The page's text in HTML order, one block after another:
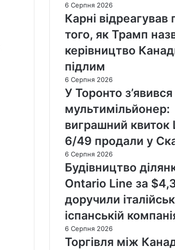
6 Серпня 2026
Карні відреагував
того, як Трамп
керівництво
підлим
6 Серпня 2026
У Торонто
мультимільйонер:
виграшний квиток
6/49 продали у
6 Серпня 2026
Будівництво
Ontario Line за
доручили
іспанській
6 Серпня 2026
Торгівля між